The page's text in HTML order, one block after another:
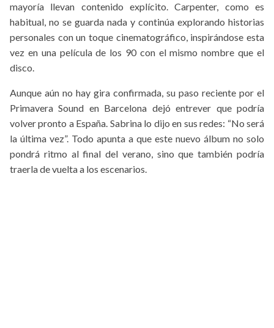
mayoría llevan contenido explícito. Carpenter, como es
habitual, no se guarda nada y continúa explorando historias
personales con un toque cinematográfico, inspirándose esta
vez en una película de los 90 con el mismo nombre que el
disco.
Aunque aún no hay gira confirmada, su paso reciente por el
Primavera Sound en Barcelona dejó entrever que podría
volver pronto a España. Sabrina lo dijo en sus redes: “No será
la última vez”. Todo apunta a que este nuevo álbum no solo
pondrá ritmo al final del verano, sino que también podría
traerla de vuelta a los escenarios.